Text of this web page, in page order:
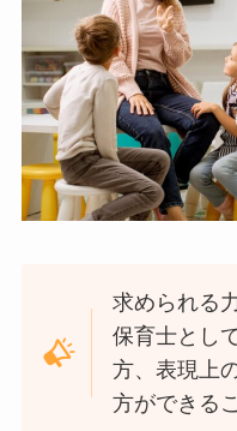
求められる
保育士とし
方、表現上
方ができる